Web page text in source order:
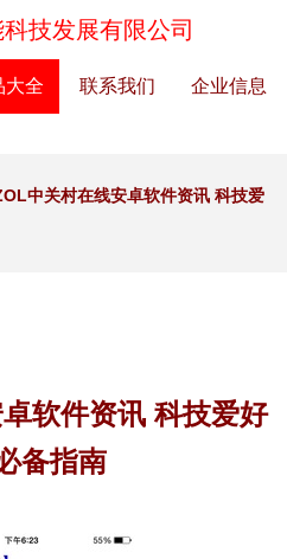
技发展有限公司
大全 联系我们 企业信息
中关村在线安卓软件资讯 科技爱
软件资讯 科技爱好
备指南